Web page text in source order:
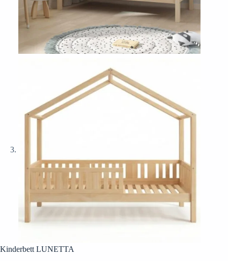
Kinderbett LUNETTA